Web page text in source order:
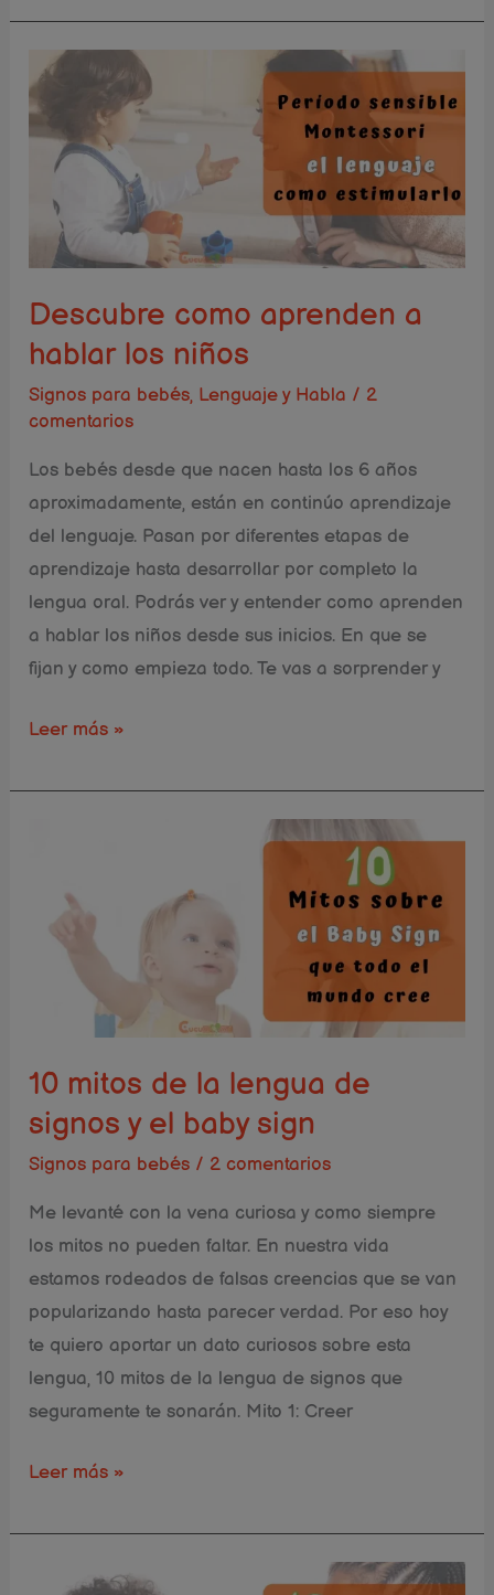
Descubre como aprenden a
hablar los niños
Signos para bebés, Lenguaje y Habla / 2
comentarios
Los bebés desde que nacen hasta los 6 años
aproximadamente, están en continúo aprendizaje
del lenguaje. Pasan por diferentes etapas de
aprendizaje hasta desarrollar por completo la
lengua oral. Podrás ver y entender como aprenden
a hablar los niños desde sus inicios. En que se
fijan y como empieza todo. Te vas a sorprender y
Descubre
aprenden
hablar
niños
Leer más »
10 mitos de la lengua de
signos y el baby sign
Signos para bebés / 2 comentarios
Me levanté con la vena curiosa y como siempre
los mitos no pueden faltar. En nuestra vida
estamos rodeados de falsas creencias que se van
popularizando hasta parecer verdad. Por eso hoy
te quiero aportar un dato curiosos sobre esta
lengua, 10 mitos de la lengua de signos que
seguramente te sonarán. Mito 1: Creer
lengua
y
el
baby
sign
Leer más »